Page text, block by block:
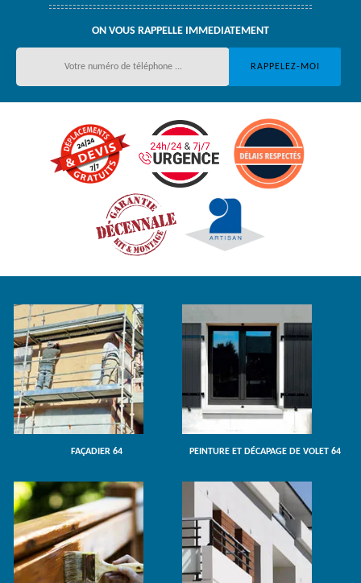
ON VOUS RAPPELLE IMMEDIATEMENT
FAÇADIER 64 PEINTURE ET DÉCAPAGE DE VOLET 64